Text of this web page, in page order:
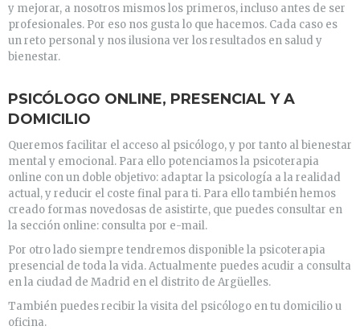
y mejorar, a nosotros mismos los primeros, incluso antes de ser
profesionales. Por eso nos gusta lo que hacemos. Cada caso es
un reto personal y nos ilusiona ver los resultados en salud y
bienestar.
PSICÓLOGO ONLINE, PRESENCIAL Y A
DOMICILIO
Queremos facilitar el acceso al psicólogo, y por tanto al bienestar
mental y emocional. Para ello potenciamos la psicoterapia
online con un doble objetivo: adaptar la psicología a la realidad
actual, y reducir el coste final para ti. Para ello también hemos
creado formas novedosas de asistirte, que puedes consultar en
la sección online: consulta por e-mail.
Por otro lado siempre tendremos disponible la psicoterapia
presencial de toda la vida. Actualmente puedes acudir a consulta
en la ciudad de Madrid en el distrito de Argüelles.
También puedes recibir la visita del psicólogo en tu domicilio u
oficina.